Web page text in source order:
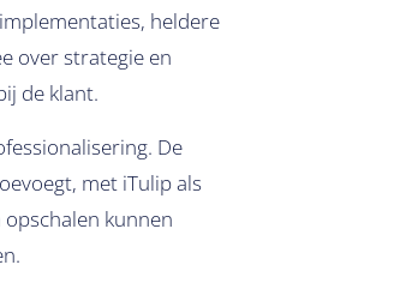
heldere
over strategie en
de klant.
De
met iTulip als
kunnen